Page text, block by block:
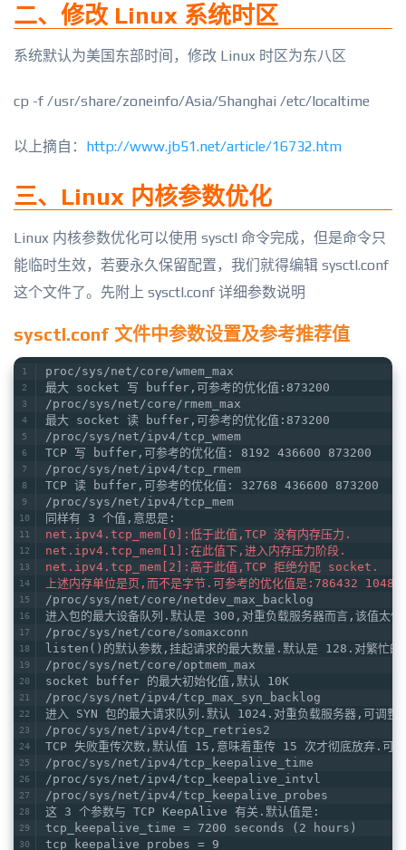
二、修改 Linux 系统时区
系统默认为美国东部时间，修改 Linux 时区为东八区
cp -f /usr/share/zoneinfo/Asia/Shanghai /etc/localtime
以上摘自： http://www.jb51.net/article/16732.htm
三、Linux 内核参数优化
Linux 内核参数优化可以使用 sysctl 命令完成，但是命令只
能临时生效，若要永久保留配置，我们就得编辑 sysctl.conf
这个文件了。先附上 sysctl.conf 详细参数说明
sysctl.conf 文件中参数设置及参考推荐值
proc/sys/net/core/wmem_max
最大 socket 写 buffer,可参考的优化值:873200
/proc/sys/net/core/rmem_max
最大 socket 读 buffer,可参考的优化值:873200
/proc/sys/net/ipv4/tcp_wmem
TCP 写 buffer,可参考的优化值: 8192 436600 873200
/proc/sys/net/ipv4/tcp_rmem
TCP 读 buffer,可参考的优化值: 32768 436600 873200
/proc/sys/net/ipv4/tcp_mem
同样有 3 个值,意思是:
net.ipv4.tcp_mem[0]:低于此值,TCP 没有内存压力.
net.ipv4.tcp_mem[1]:在此值下,进入内存压力阶段.
net.ipv4.tcp_mem[2]:高于此值,TCP 拒绝分配 socket.
上述内存单位是页,而不是字节.可参考的优化值是:786432
/proc/sys/net/core/netdev_max_backlog
进入包的最大设备队列.默认是 300,对重负载服务器而言,该值太
/proc/sys/net/core/somaxconn
listen()的默认参数,挂起请求的最大数量.默认是 128.对繁忙的
/proc/sys/net/core/optmem_max
socket buffer 的最大初始化值,默认 10K
/proc/sys/net/ipv4/tcp_max_syn_backlog
进入 SYN 包的最大请求队列.默认 1024.对重负载服务器,可调整
/proc/sys/net/ipv4/tcp_retries2
TCP 失败重传次数,默认值 15,意味着重传 15 次才彻底放弃.可
/proc/sys/net/ipv4/tcp_keepalive_time
/proc/sys/net/ipv4/tcp_keepalive_intvl
/proc/sys/net/ipv4/tcp_keepalive_probes
这 3 个参数与 TCP KeepAlive 有关.默认值是:
tcp_keepalive_time = 7200 seconds (2 hours)
tcp_keepalive_probes = 9